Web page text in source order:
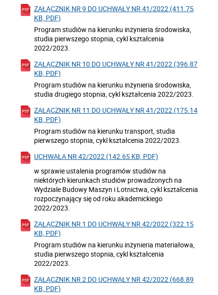
ZAŁĄCZNIK NR 9 DO UCHWAŁY NR 41/2022 (411.75
KB, PDF)
Program studiów na kierunku inżynieria środowiska,
studia pierwszego stopnia, cykl kształcenia
2022/2023.
ZAŁĄCZNIK NR 10 DO UCHWAŁY NR 41/2022 (396.87
KB, PDF)
Program studiów na kierunku inżynieria środowiska,
studia drugiego stopnia, cykl kształcenia 2022/2023.
ZAŁĄCZNIK NR 11 DO UCHWAŁY NR 41/2022 (175.14
KB, PDF)
Program studiów na kierunku transport, studia
pierwszego stopnia, cykl kształcenia 2022/2023.
UCHWAŁA NR 42/2022 (142.65 KB, PDF)
w sprawie ustalenia programów studiów na
niektórych kierunkach studiów prowadzonych na
Wydziale Budowy Maszyn i Lotnictwa, cykl kształcenia
rozpoczynający się od roku akademickiego
2022/2023.
ZAŁĄCZNIK NR 1 DO UCHWAŁY NR 42/2022 (322.15
KB, PDF)
Program studiów na kierunku inżynieria materiałowa,
studia pierwszego stopnia, cykl kształcenia
2022/2023.
ZAŁĄCZNIK NR 2 DO UCHWAŁY NR 42/2022 (668.89
KB, PDF)